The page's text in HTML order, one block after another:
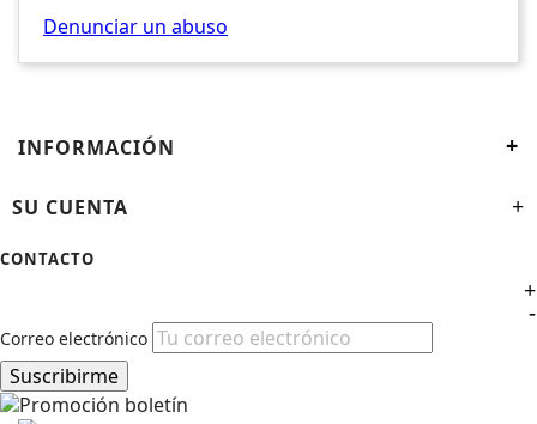
Denunciar un abuso
INFORMACIÓN +
SU CUENTA +
CONTACTO
+
-
Correo electrónico
Suscribirme